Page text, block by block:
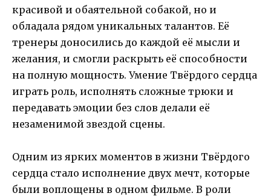
красивой и обаятельной собакой, но и
обладала рядом уникальных талантов. Её
тренеры доносились до каждой её мысли и
желания, и смогли раскрыть её способности
на полную мощность. Умение Твёрдого сердца
играть роль, исполнять сложные трюки и
передавать эмоции без слов делали её
незаменимой звездой сцены.
Одним из ярких моментов в жизни Твёрдого
сердца стало исполнение двух мечт, которые
были воплощены в одном фильме. В роли